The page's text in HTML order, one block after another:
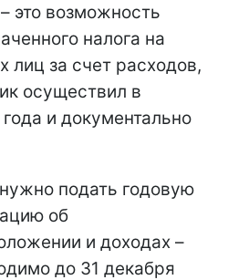
это возможность
налога на
лиц за счет расходов,
осуществил в
и документально
подать годовую
об
и доходах –
до 31 декабря